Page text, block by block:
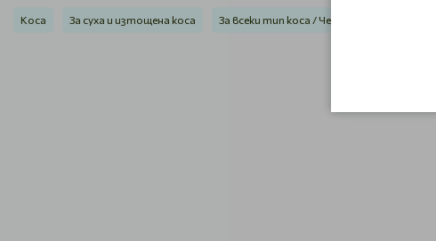
Коса За суха и изтощена коса За всеки тип коса / Честа употреба